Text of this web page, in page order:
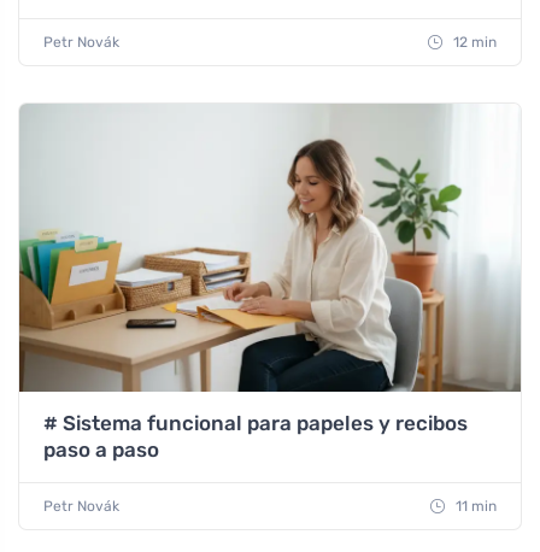
Petr Novák 12 min
# Sistema funcional para papeles y recibos
paso a paso
Petr Novák 11 min